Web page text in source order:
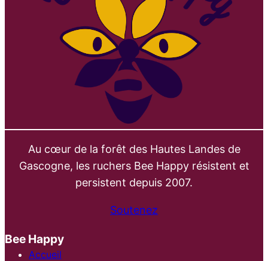
Au cœur de la forêt des Hautes Landes de
Gascogne, les ruchers Bee Happy résistent et
persistent depuis 2007.
Soutenez
Bee Happy
Accueil